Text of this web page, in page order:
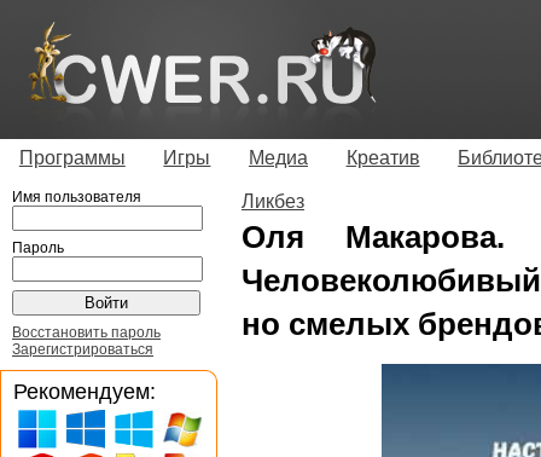
Программы Игры Медиа Креатив
Ликбез
Оля Макарова.
но смелых
Имя пользователя
Пароль
Восстановить пароль
Зарегистрироваться
Рекомендуем: